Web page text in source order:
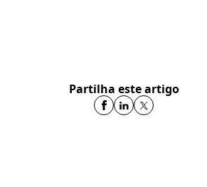
Partilha este artigo